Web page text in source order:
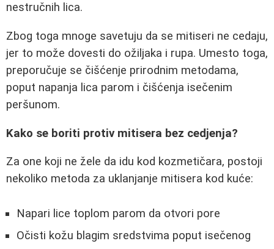
nestručnih lica.
Zbog toga mnoge savetuju da se mitiseri ne cedaju,
jer to može dovesti do ožiljaka i rupa. Umesto toga,
preporučuje se čišćenje prirodnim metodama,
poput napanja lica parom i čišćenja isečenim
peršunom.
Kako se boriti protiv mitisera bez cedjenja?
Za one koji ne žele da idu kod kozmetičara, postoji
nekoliko metoda za uklanjanje mitisera kod kuće:
Napari lice toplom parom da otvori pore
Očisti kožu blagim sredstvima poput isečenog